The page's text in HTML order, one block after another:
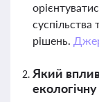
рішень.
Який